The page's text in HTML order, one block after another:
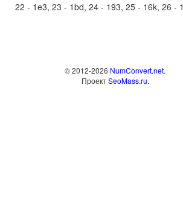
22 - 1e3, 23 - 1bd, 24 - 193, 25 - 16k, 26 -
© 2012-2026 NumConvert.net.
ПроектSeoMass.ru.